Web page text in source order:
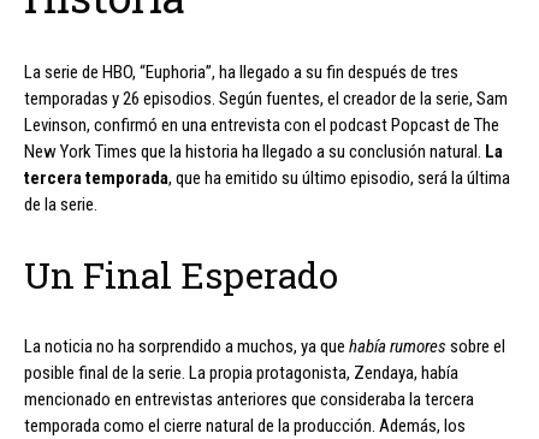
La serie de HBO, “Euphoria”, ha llegado a su fin después de tres
temporadas y 26 episodios. Según fuentes, el creador de la serie, Sam
Levinson, confirmó en una entrevista con el podcast Popcast de The
New York Times que la historia ha llegado a su conclusión natural. La
tercera temporada, que ha emitido su último episodio, será la última
de la serie.
Un Final Esperado
La noticia no ha sorprendido a muchos, ya que había rumores sobre el
posible final de la serie. La propia protagonista, Zendaya, había
mencionado en entrevistas anteriores que consideraba la tercera
temporada como el cierre natural de la producción. Además, los